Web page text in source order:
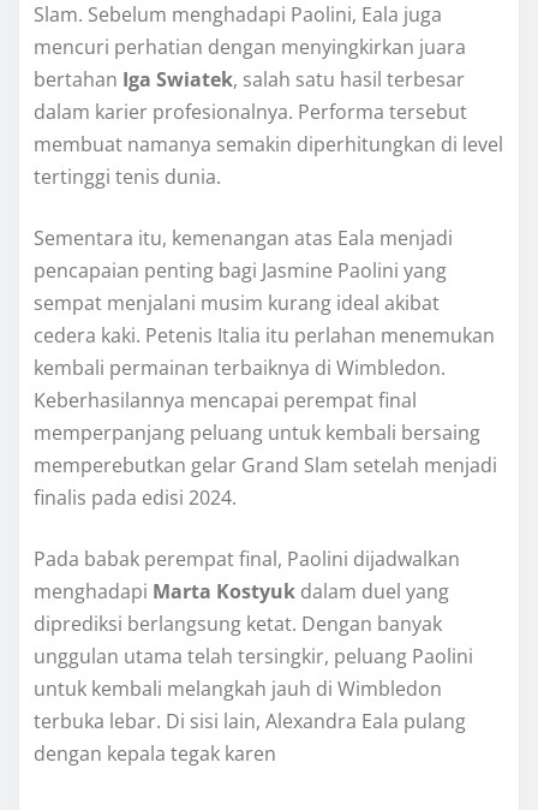
Slam. Sebelum menghadapi Paolini, Eala juga
mencuri perhatian dengan menyingkirkan juara
bertahan Iga Swiatek, salah satu hasil terbesar
dalam karier profesionalnya. Performa tersebut
membuat namanya semakin diperhitungkan di level
tertinggi tenis dunia.
Sementara itu, kemenangan atas Eala menjadi
pencapaian penting bagi Jasmine Paolini yang
sempat menjalani musim kurang ideal akibat
cedera kaki. Petenis Italia itu perlahan menemukan
kembali permainan terbaiknya di Wimbledon.
Keberhasilannya mencapai perempat final
memperpanjang peluang untuk kembali bersaing
memperebutkan gelar Grand Slam setelah menjadi
finalis pada edisi 2024.
Pada babak perempat final, Paolini dijadwalkan
menghadapi Marta Kostyuk dalam duel yang
diprediksi berlangsung ketat. Dengan banyak
unggulan utama telah tersingkir, peluang Paolini
untuk kembali melangkah jauh di Wimbledon
terbuka lebar. Di sisi lain, Alexandra Eala pulang
dengan kepala tegak karen